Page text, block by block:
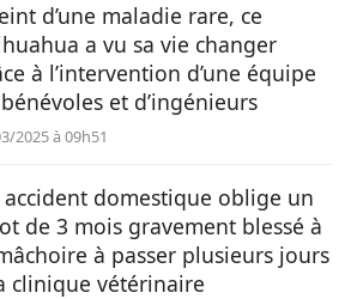
d’une maladie rare, ce
a vu sa vie changer
à l’intervention d’une équipe
et d’ingénieurs
2025 à 09h51
accident domestique oblige un
de 3 mois gravement blessé à
à passer plusieurs jours
clinique vétérinaire